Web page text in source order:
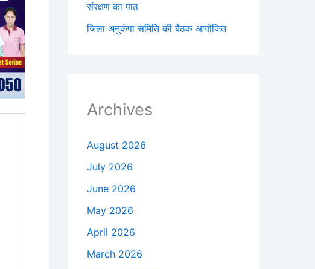
संरक्षण का पाठ
जिला अनुकंपा समिति की बैठक आयोजित
Archives
August 2026
July 2026
June 2026
May 2026
April 2026
March 2026